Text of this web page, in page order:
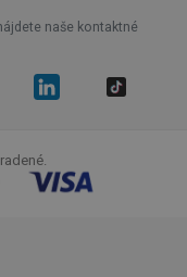
naše kontaktné